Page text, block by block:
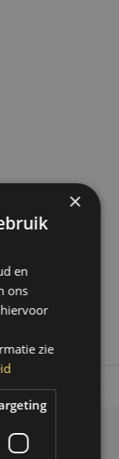
voor 14.00 uur
×
en
ons
zie